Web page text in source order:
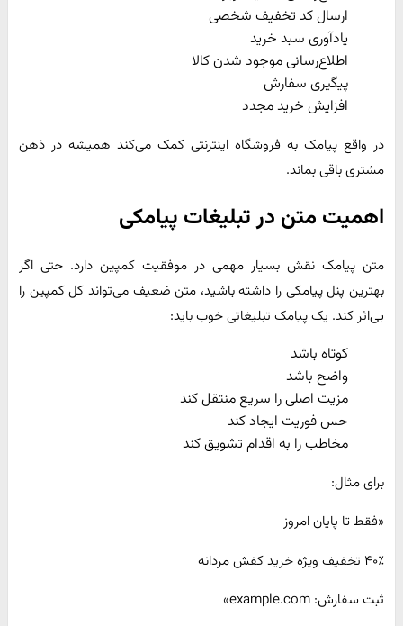
ارسال کد تخفیف شخصی
یادآوری سبد خرید
اطلاع‌رسانی موجود شدن کالا
پیگیری سفارش
افزایش خرید مجدد
در واقع پیامک به فروشگاه اینترنتی کمک می‌کند همیشه در ذهن
مشتری باقی بماند.
اهمیت متن در تبلیغات پیامکی
متن پیامک نقش بسیار مهمی در موفقیت کمپین دارد. حتی اگر
بهترین پنل پیامکی را داشته باشید، متن ضعیف می‌تواند کل کمپین را
بی‌اثر کند. یک پیامک تبلیغاتی خوب باید:
کوتاه باشد
واضح باشد
مزیت اصلی را سریع منتقل کند
حس فوریت ایجاد کند
مخاطب را به اقدام تشویق کند
برای مثال:
«فقط تا پایان امروز
۴۰٪ تخفیف ویژه خرید کفش مردانه
ثبت سفارش: example.com»